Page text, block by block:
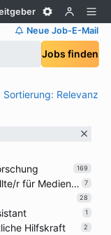
Neue Job-E-Mail
Jobs finden
Sortierung: Relevanz
169
Fachangestellte/r für Medien und Informationsdienste 7
28
1
Hilfskraft 2